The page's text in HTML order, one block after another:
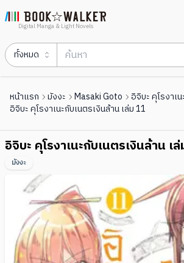
Digital Manga & Light Novels
ทั้งหมด
หน้าแรก มังงะ Masaki Goto
อิจิบะ คุโรงาเ
อิจิบะ คุโรงาเนะกับเนตรเงินล้าน เล่ม 11
อิจิบะ คุโรงาเนะกับเนตรเงินล้าน เ
มังงะ